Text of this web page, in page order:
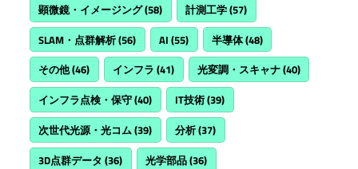
顕微鏡・イメージング(58) 計測工学(57)
SLAM・点群解析(56) AI (55) 半導体(48)
その他(46) インフラ (41) 光変調・スキャナ(40)
インフラ点検・保守(40) IT技術(39)
次世代光源・光コム(39) 分析(37)
3D点群データ (36) 光学部品(36)